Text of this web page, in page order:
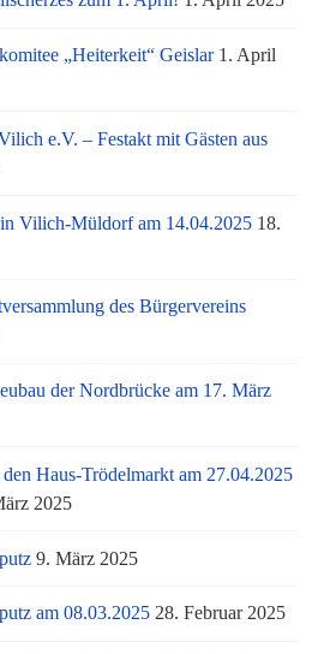
„Heiterkeit“ Geislar 1. April
e.V. – Festakt mit Gästen aus
Vilich-Müldorf am 14.04.2025 18.
des Bürgervereins
der Nordbrücke am 17. März
Haus-Trödelmarkt am 27.04.2025
2025
9. März 2025
am 08.03.2025 28. Februar 2025